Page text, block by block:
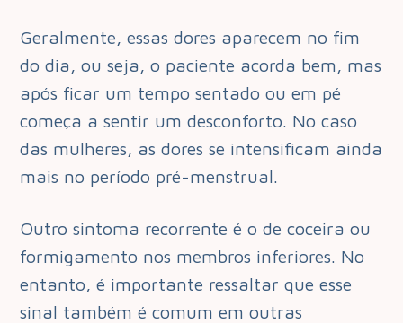
Geralmente, essas dores aparecem no fim
do dia, ou seja, o paciente acorda bem, mas
após ficar um tempo sentado ou em pé
começa a sentir um desconforto. No caso
das mulheres, as dores se intensificam ainda
mais no período pré-menstrual.
Outro sintoma recorrente é o de coceira ou
formigamento nos membros inferiores. No
entanto, é importante ressaltar que esse
sinal também é comum em outras